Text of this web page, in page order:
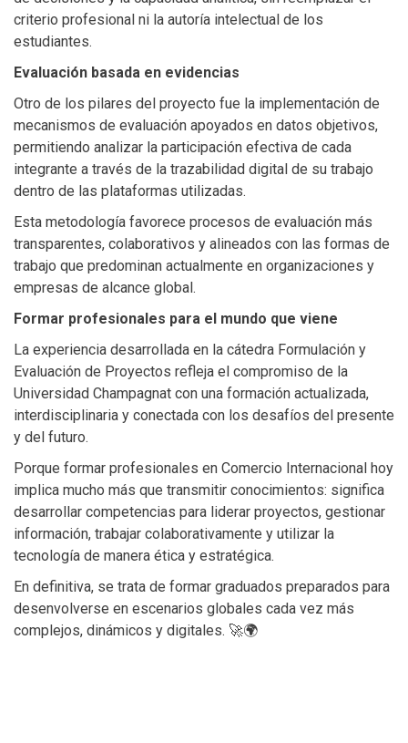
criterio profesional ni la autoría intelectual de los
estudiantes.
Evaluación basada en evidencias
Otro de los pilares del proyecto fue la implementación de
mecanismos de evaluación apoyados en datos objetivos,
permitiendo analizar la participación efectiva de cada
integrante a través de la trazabilidad digital de su trabajo
dentro de las plataformas utilizadas.
Esta metodología favorece procesos de evaluación más
transparentes, colaborativos y alineados con las formas de
trabajo que predominan actualmente en organizaciones y
empresas de alcance global.
Formar profesionales para el mundo que viene
La experiencia desarrollada en la cátedra Formulación y
Evaluación de Proyectos refleja el compromiso de la
Universidad Champagnat con una formación actualizada,
interdisciplinaria y conectada con los desafíos del presente
y del futuro.
Porque formar profesionales en Comercio Internacional hoy
implica mucho más que transmitir conocimientos: significa
desarrollar competencias para liderar proyectos, gestionar
información, trabajar colaborativamente y utilizar la
tecnología de manera ética y estratégica.
En definitiva, se trata de formar graduados preparados para
desenvolverse en escenarios globales cada vez más
complejos, dinámicos y digitales. 🚀🌍